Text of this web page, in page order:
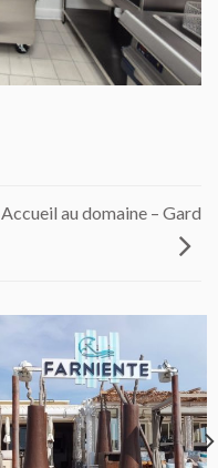
Accueil au domaine – Gard